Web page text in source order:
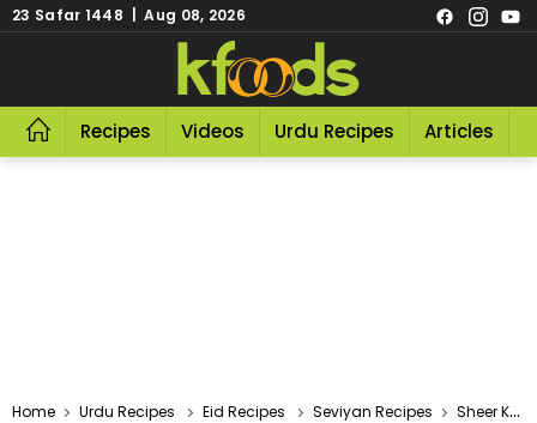
23 Safar 1448 | Aug 08, 2026
Recipes Videos Urdu Recipes Articles
Home Urdu Recipes Eid Recipes Seviyan Recipes Sheer Khurma Recipe In Urdu